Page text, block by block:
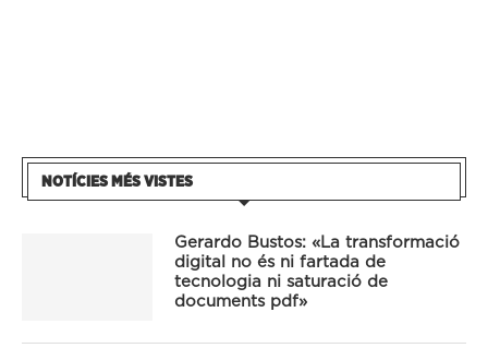
NOTÍCIES MÉS VISTES
Gerardo Bustos: «La transformació
digital no és ni fartada de
tecnologia ni saturació de
documents pdf»